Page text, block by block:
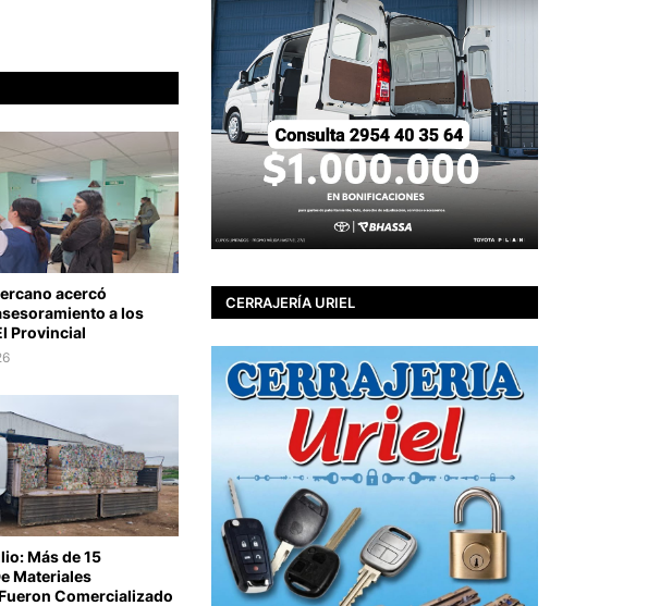
acercó
a los
Provincial
Más de 15
Materiales
Comercializado
CERRAJERÍA URIEL